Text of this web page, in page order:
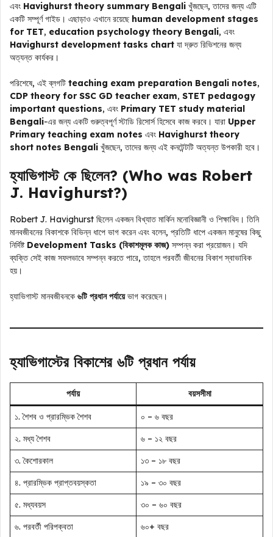
এবং Havighurst theory summary Bengali খুঁজছেন, তাদের জন্য এটি
একটি সম্পূর্ণ গাইড। এছাড়াও এখানে রয়েছে human development stages
for TET, education psychology theory Bengali, এবং
Havighurst development tasks chart যা দ্রুত রিভিশনের জন্য
অত্যন্ত কার্যকর।
পরিশেষে, এই ব্লগটি teaching exam preparation Bengali notes,
CDP theory for SSC GD teacher exam, STET pedagogy
important questions, এবং Primary TET study material
Bengali-এর জন্য একটি গুরুত্বপূর্ণ স্টাডি রিসোর্স হিসেবে কাজ করবে। যারা Upper
Primary teaching exam notes এবং Havighurst theory
short notes Bengali খুঁজছেন, তাদের জন্য এই কনটেন্টটি অত্যন্ত উপকারী হবে।
হ্যাভিগাস্ট কে ছিলেন? (Who was Robert
J. Havighurst?)
Robert J. Havighurst ছিলেন একজন বিখ্যাত মার্কিন মনোবিজ্ঞানী ও শিক্ষাবিদ। তিনি
মানবজীবনের বিকাশকে বিভিন্ন ধাপে ভাগ করেন এবং বলেন, প্রতিটি ধাপে একজন মানুষের কিছু
নির্দিষ্ট Development Tasks (বিকাশমূলক কাজ) সম্পন্ন করা প্রয়োজন। যদি
ব্যক্তি সেই কাজ সফলভাবে সম্পন্ন করতে পারে, তাহলে পরবর্তী জীবনের বিকাশ স্বাভাবিক
হয়।
হ্যাভিগাস্ট মানবজীবনকে ৬টি প্রধান পর্যায়েভাগ করেছেন।
হ্যাভিগাস্টের বিকাশের ৬টি প্রধান পর্যায়
পর্যায় বয়সসীমা
১. শৈশব ও প্রারম্ভিক শৈশব
০ – ৬ বছর
২. মধ্য শৈশব
৬ – ১২ বছর
৩. কৈশোরকাল
১৩ – ১৮ বছর
৪. প্রারম্ভিক প্রাপ্তবয়স্কতা
১৯ – ৩০ বছর
৫. মধ্যবয়স
৩০ – ৬০ বছর
৬. পরবর্তী পরিপক্বতা
৬০+ বছর